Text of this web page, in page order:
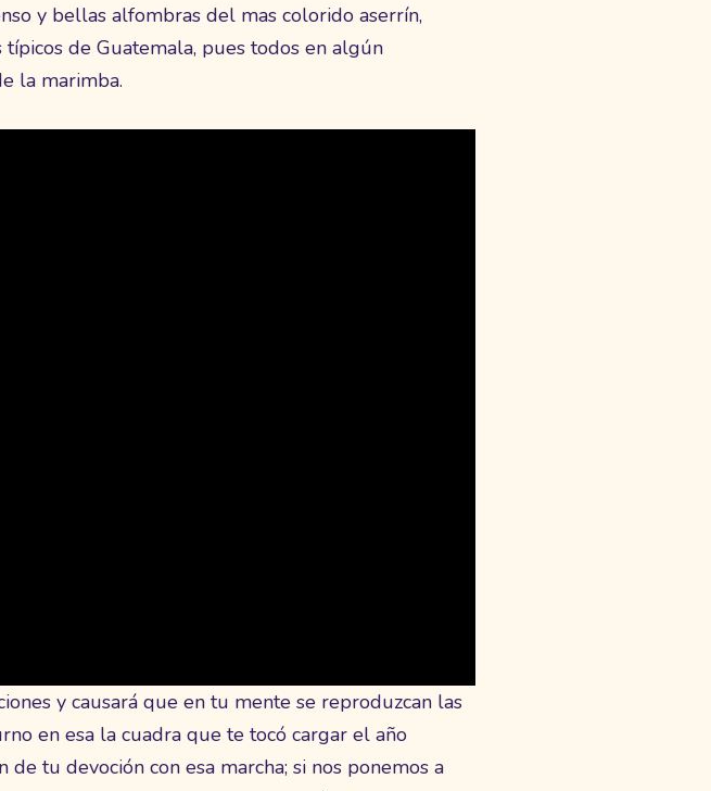
y bellas alfombras del mas colorido aserrín,
de Guatemala, pues todos en algún
la marimba.
y causará que en tu mente se reproduzcan las
en esa la cuadra que te tocó cargar el año
tu devoción con esa marcha; si nos ponemos a